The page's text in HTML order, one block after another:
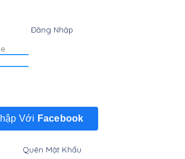
Đăng Nhập
Với Facebook
Quên Mật Khẩu